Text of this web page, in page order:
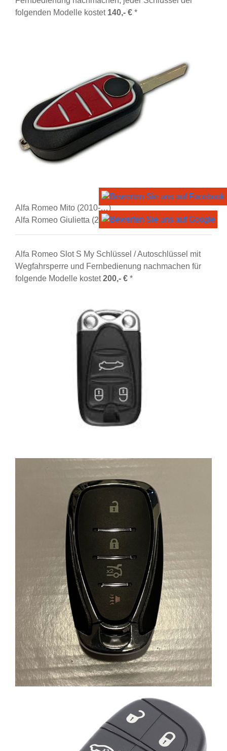
folgenden Modelle kostet 140,- € *
Alfa Romeo Mito (2010-…)
Alfa Romeo Giulietta (2010-…)
Alfa Romeo Slot S My Schlüssel / Autoschlüssel mit
Wegfahrsperre und Fernbedienung nachmachen für
folgende Modelle kostet200,- € *